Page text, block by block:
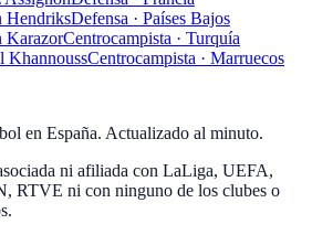
HendriksDefensa · Países Bajos
KarazorCentrocampista · Turquía
KhannoussCentrocampista · Marruecos
en España. Actualizado al minuto.
ni afiliada con LaLiga, UEFA,
RTVE ni con ninguno de los clubes o